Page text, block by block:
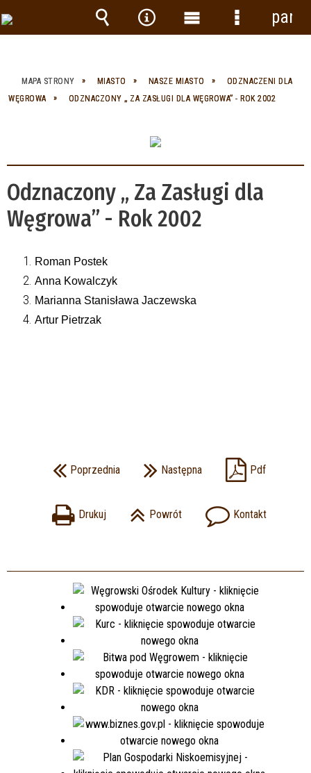
MAPA STRONY MIASTO NASZE MIASTO
ODZNACZENI DLA
WĘGROWA
ODZNACZONY „ ZA ZASŁUGI DLA WĘGROWA” - ROK 2002
Odznaczony „ Za Zasługi dla
Węgrowa” - Rok 2002
Roman Postek
Anna Kowalczyk
Marianna Stanisława Jaczewska
Artur Pietrzak
Poprzednia Następna Pdf
Drukuj Powrót Kontakt
Wyszukiwarka
Narzędzia
Menu Menu
panel